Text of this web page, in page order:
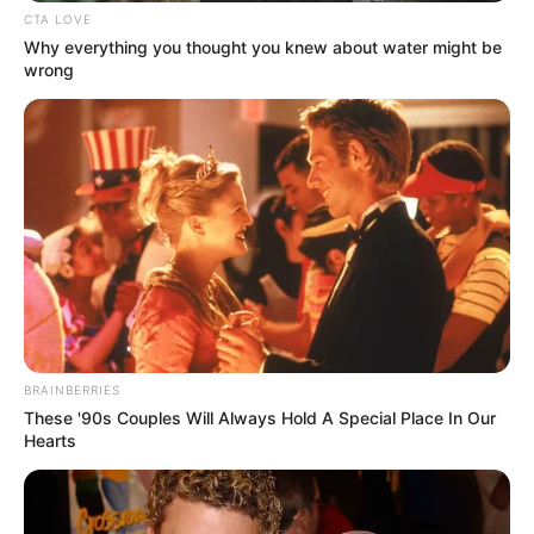
Tampil Lebih Modern, 7 Potret
Hasil Renovasi Rumah Berusia
90 Tahun
CTA LOVE
Why everything you thought you knew about water might be
wrong
BRAINBERRIES
These '90s Couples Will Always Hold A Special Place In Our
Hearts